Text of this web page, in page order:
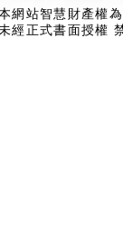
網站智慧財產權
經正式書面授權